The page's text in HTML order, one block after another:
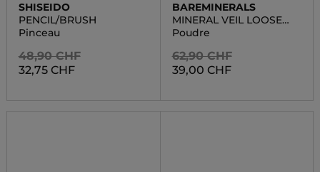
SHISEIDO
PENCIL/BRUSH
Pinceau
48,90 CHF
32,75 CHF
BAREMINERALS
MINERAL VEIL LOOSE
POWDER
Poudre
62,90 CHF
39,00 CHF